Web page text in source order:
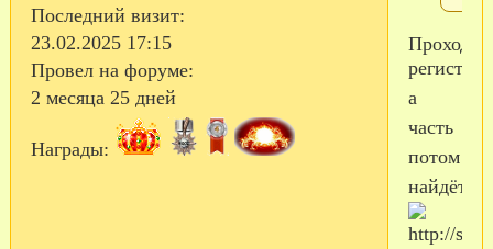
Последний визит:
23.02.2025 17:15
Провел на форуме:
2 месяца 25 дней
Награды:
Проходите
а
часть
потом
найдёте.